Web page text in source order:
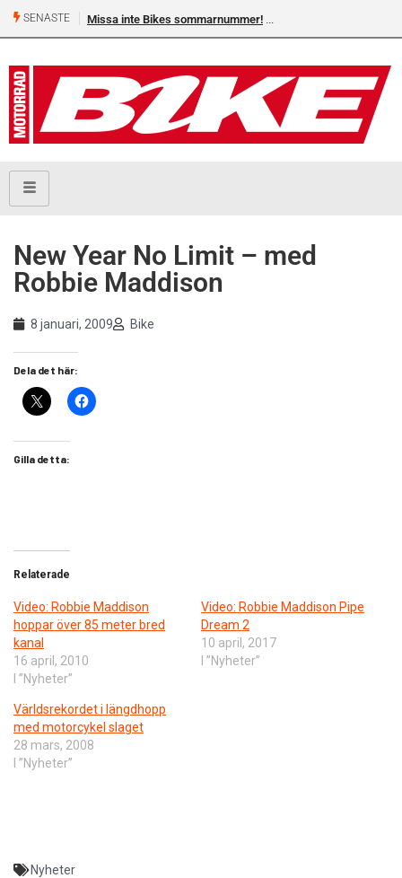
SENASTE
Missa inte Bikes sommarnummer! Shelby Turner, klar för GGN
New Year No Limit – med
Robbie Maddison
8 januari, 2009 Bike
Dela det här:
Gilla detta:
Relaterade
Video: Robbie Maddison
hoppar över 85 meter bred
kanal
16 april, 2010
I ”Nyheter”
Video: Robbie Maddison Pipe
Dream 2
10 april, 2017
I ”Nyheter”
Världsrekordet i längdhopp
med motorcykel slaget
28 mars, 2008
I ”Nyheter”
Nyheter